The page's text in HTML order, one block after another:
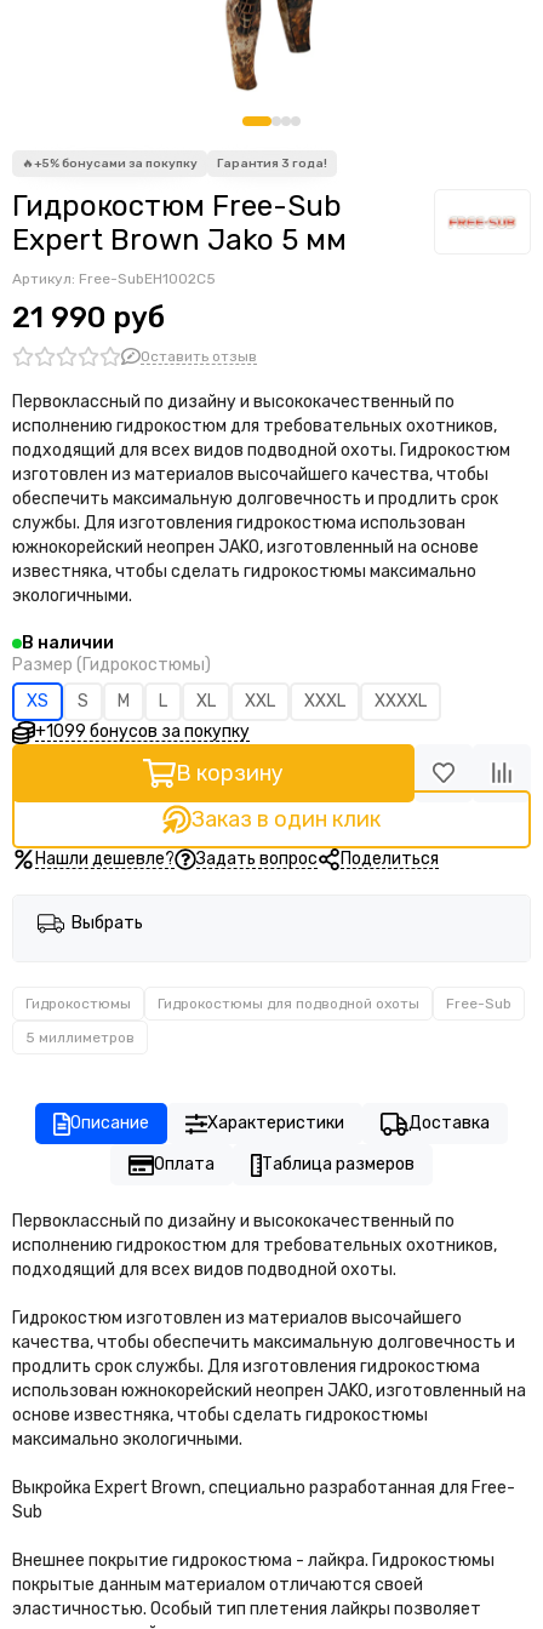
Гидрокостюм Free-Sub
Expert Brown Jako 5 мм
Артикул: Free-SubEH1002C5
21 990 руб
Оставить отзыв
Первоклассный по дизайну и высококачественный по
исполнению гидрокостюм для требовательных охотников,
подходящий для всех видов подводной охоты. Гидрокостюм
изготовлен из материалов высочайшего качества, чтобы
обеспечить максимальную долговечность и продлить срок
службы. Для изготовления гидрокостюма использован
южнокорейский неопрен JAKO, изготовленный на основе
известняка, чтобы сделать гидрокостюмы максимально
экологичными.
В наличии
Размер (Гидрокостюмы)
XS
S M L XL XXL XXXL
XXXXL
+1099 бонусов за покупку
В корзину
Заказ в один клик
Нашли дешевле? Задать вопрос Поделиться
Выбрать
Гидрокостюмы Гидрокостюмы для подводной охоты
Free-Sub
5 миллиметров
Описание Характеристики
Доставка
Оплата
Таблица размеров
Первоклассный по дизайну и высококачественный по
исполнению гидрокостюм для требовательных охотников,
подходящий для всех видов подводной охоты.
Гидрокостюм изготовлен из материалов высочайшего
качества, чтобы обеспечить максимальную долговечность и
продлить срок службы. Для изготовления гидрокостюма
использован южнокорейский неопрен JAKO, изготовленный на
основе известняка, чтобы сделать гидрокостюмы
максимально экологичными.
Выкройка Expert Brown, специально разработанная для Free-
Sub
Внешнее покрытие гидрокостюма - лайкра. Гидрокостюмы
покрытые данным материалом отличаются своей
эластичностью. Особый тип плетения лайкры позволяет